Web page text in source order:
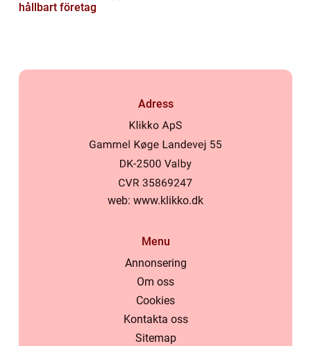
hållbart företag
Adress
web: www.klikko.dk
Menu
Annonsering
Om oss
Cookies
Kontakta oss
Sitemap
statistik og personalisering af indhold og annoncer. Denne
information deles med tredjepart. Ved fortsat brug af websiden
godkender du cookiepolitikken.